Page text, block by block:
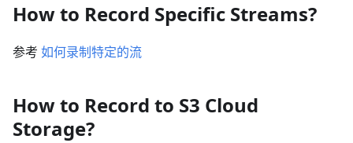
How to Record Specific Streams?
参考 如何录制特定的流
How to Record to S3 Cloud
Storage?